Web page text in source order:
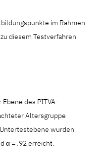
im Rahmen
diesem Testverfahren
des PITVA-
Altersgruppe
wurden
α = .92 erreicht.